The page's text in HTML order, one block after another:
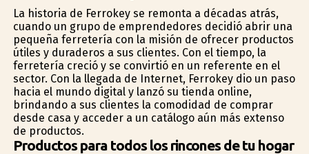
La historia de Ferrokey se remonta a décadas atrás,
cuando un grupo de emprendedores decidió abrir una
pequeña ferretería con la misión de ofrecer productos
útiles y duraderos a sus clientes. Con el tiempo, la
ferretería creció y se convirtió en un referente en el
sector. Con la llegada de Internet, Ferrokey dio un paso
hacia el mundo digital y lanzó su tienda online,
brindando a sus clientes la comodidad de comprar
desde casa y acceder a un catálogo aún más extenso
de productos.
Productos para todos los rincones de tu hogar